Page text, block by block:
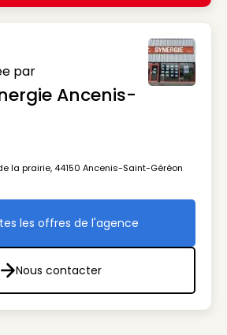
par
Ancenis-
la prairie, 44150 Ancenis-Saint-Géréon
Toutes les offres de l'agence
les offres de l'agence
Nous contacter
Nous contacter